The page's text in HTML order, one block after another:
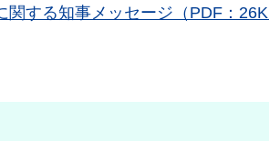
する知事メッセージ（PDF：